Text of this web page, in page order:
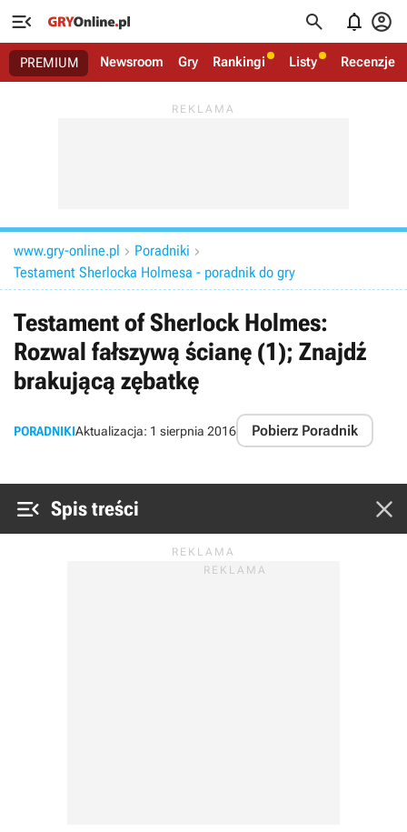
   
PREMIUM Newsroom Gry Rankingi Listy Recenzje
www.gry-online.pl  Poradniki 
Testament Sherlocka Holmesa - poradnik do gry
Testament of Sherlock Holmes:
Rozwal fałszywą ścianę (1); Znajdź
brakującą zębatkę
PORADNIKIAktualizacja: 1 sierpnia 2016 Pobierz Poradnik
 Spis treści 